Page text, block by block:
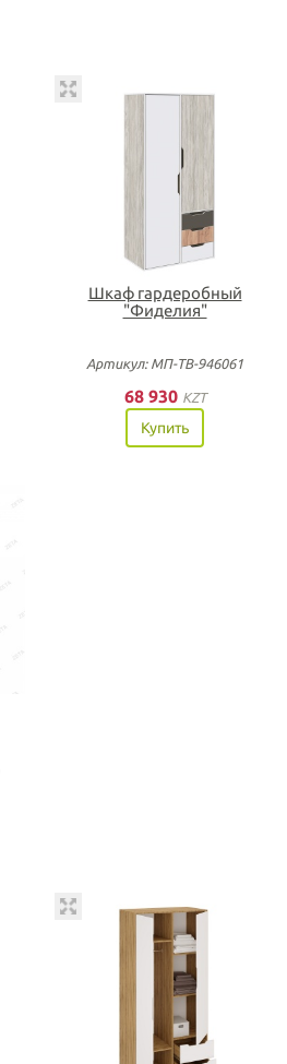
Шкаф гардеробный
"Фиделия"
Артикул: МП-ТВ-946061
68 930 KZT
Купить